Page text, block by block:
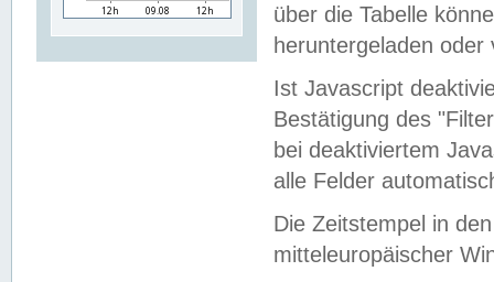
über die Tabelle
heruntergeladen oder
Ist Javascript
Bestätigung des
bei deaktiviertem
alle Felder
Die Zeitstempel in
mitteleuropäischer